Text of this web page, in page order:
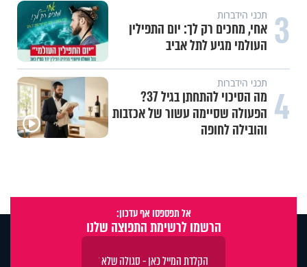
3 תכני הידברות
אחי, מחכים רק לך: יום התפילין
העולמי מגיע לתל אביב
4 תכני הידברות
מה הסיכוי להתחתן בגיל 37?
הפעולה שסיימה עשור של אכזבות
והובילה לחופה
אל תפספסו אף עדכון:
הרשמו לרשימת התפוצה שלנו